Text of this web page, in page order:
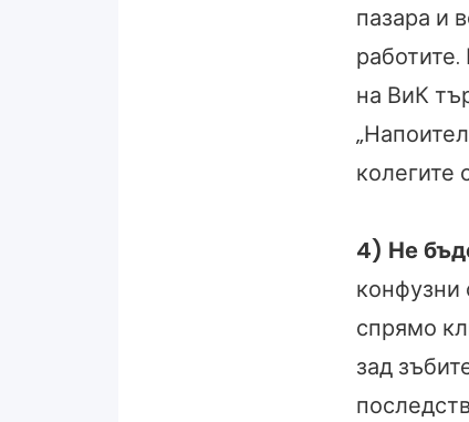
пазара и
на ВиК
колегите
4) Не
конфузни
спрямо
зад